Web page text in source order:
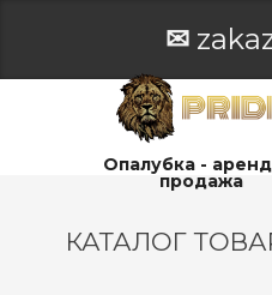
✉
Опалубка -
продажа
КАТАЛОГ